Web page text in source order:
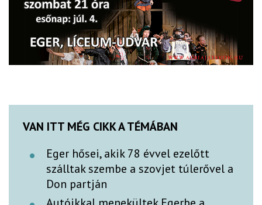
VAN ITT MÉG CIKK A TÉMÁBAN
Eger hősei, akik 78 évvel ezelőtt
szálltak szembe a szovjet túlerővel a
Don partján